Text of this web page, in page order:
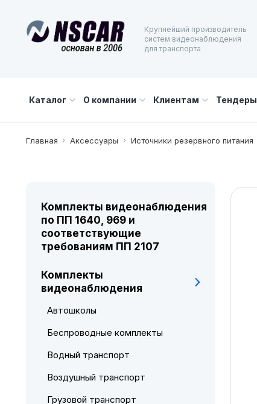
Крупнейший производитель
систем видеонаблюдения
для транспорта
Каталог О компании Клиентам Тендеры
Главная Аксессуары Источники резервного питания
Комплекты видеонаблюдения
по ПП 1640, 969 и
соответствующие
требованиям ПП 2107
Комплекты
видеонаблюдения
Автошколы
Беспроводные комплекты
Водный транспорт
Воздушный транспорт
Грузовой транспорт